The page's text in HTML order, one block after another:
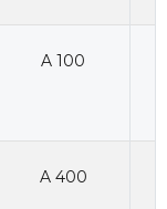
A 100
A 400